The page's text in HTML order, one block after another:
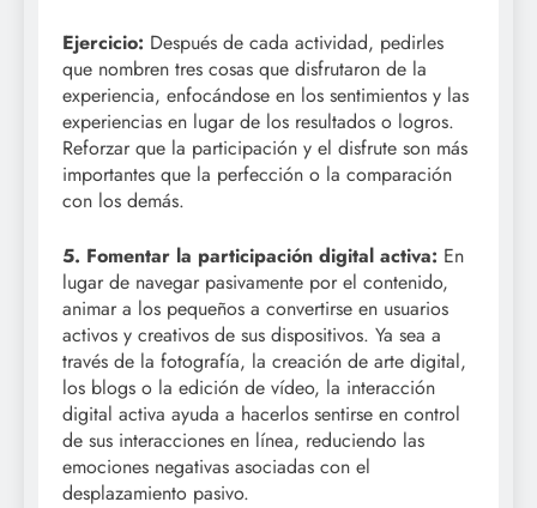
Ejercicio: Después de cada actividad, pedirles
que nombren tres cosas que disfrutaron de la
experiencia, enfocándose en los sentimientos y las
experiencias en lugar de los resultados o logros.
Reforzar que la participación y el disfrute son más
importantes que la perfección o la comparación
con los demás.
5. Fomentar la participación digital activa: En
lugar de navegar pasivamente por el contenido,
animar a los pequeños a convertirse en usuarios
activos y creativos de sus dispositivos. Ya sea a
través de la fotografía, la creación de arte digital,
los blogs o la edición de vídeo, la interacción
digital activa ayuda a hacerlos sentirse en control
de sus interacciones en línea, reduciendo las
emociones negativas asociadas con el
desplazamiento pasivo.